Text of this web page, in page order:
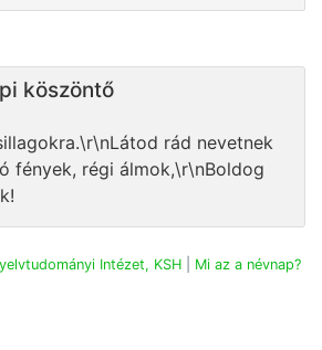
köszöntő
rád nevetnek
fények, régi álmok,\r\nBoldog
Intézet, KSH Mi az a névnap?